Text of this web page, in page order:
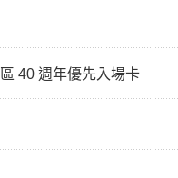
40 週年優先入場卡